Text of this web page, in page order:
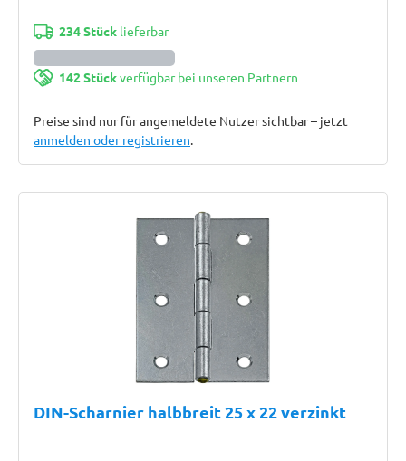
234 Stücklieferbar
142 Stückverfügbar bei unseren Partnern
Preise sind nur für angemeldete Nutzer sichtbar – jetzt
anmelden oder registrieren.
DIN-Scharnier halbbreit 25 x 22 verzinkt